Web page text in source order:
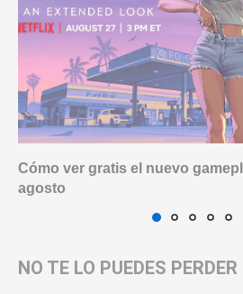
Cómo ver gratis el nuevo
agosto
NO TE LO PUEDES